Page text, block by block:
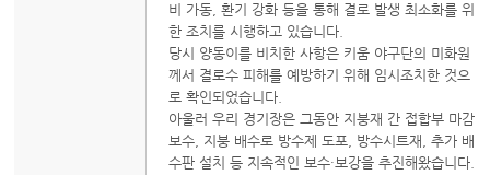
비 가동, 환기 강화 등을 통해 결로 발생 최소화를 위
한 조치를 시행하고 있습니다.
당시 양동이를 비치한 사항은 키움 야구단의 미화원
께서 결로수 피해를 예방하기 위해 임시조치한 것으
로 확인되었습니다.
아울러 우리 경기장은 그동안 지붕재 간 접합부 마감
보수, 지붕 배수로 방수제 도포, 방수시트재, 추가 배
수판 설치 등 지속적인 보수·보강을 추진해왔습니다.